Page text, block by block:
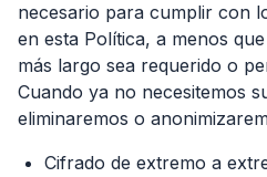
necesario para cumplir con
en esta Política, a menos
más largo sea requerido o
Cuando ya no necesitemos
eliminaremos o
Cifrado de extremo a